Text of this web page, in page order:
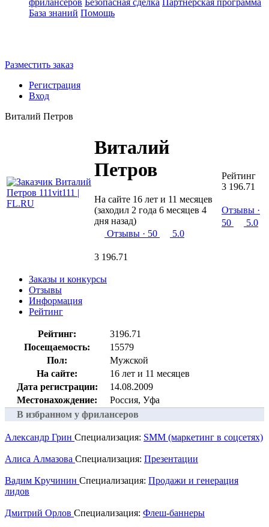
фрилансеров Безопасная сделка Партнерская программа
База знаний Помощь
Разместить заказ
Регистрация
Вход
Виталий Петров
Виталий
Петров
На сайте 16 лет и 11 месяцев
(заходил 2 года 6 месяцев 4
дня назад)
Отзывы · 50 5.0
3 196.71
Рейтинг
3 196.71
Отзывы ·
50
5.0
Заказы и конкурсы
Отзывы
Информация
Рейтинг
Рейтинг:
3196.71
Посещаемость:
15579
Пол:
Мужской
На сайте:
16 лет и 11 месяцев
Дата регистрации:
14.08.2009
Местонахождение:
Россия, Уфа
В избранном у фрилансеров
Александр Грин Специализация: SMM (маркетинг в соцсетях)
Алиса Алмазова Специализация: Презентации
Вадим Кручинин Специализация: Продажи и генерация
лидов
Дмитрий Орлов Специализация: Флеш-баннеры